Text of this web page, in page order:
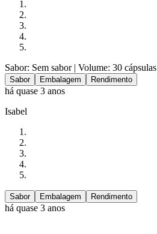
Sabor: Sem sabor| Volume: 30 cápsulas
Sabor Embalagem Rendimento
há quase 3 anos
Isabel
Sabor Embalagem Rendimento
há quase 3 anos